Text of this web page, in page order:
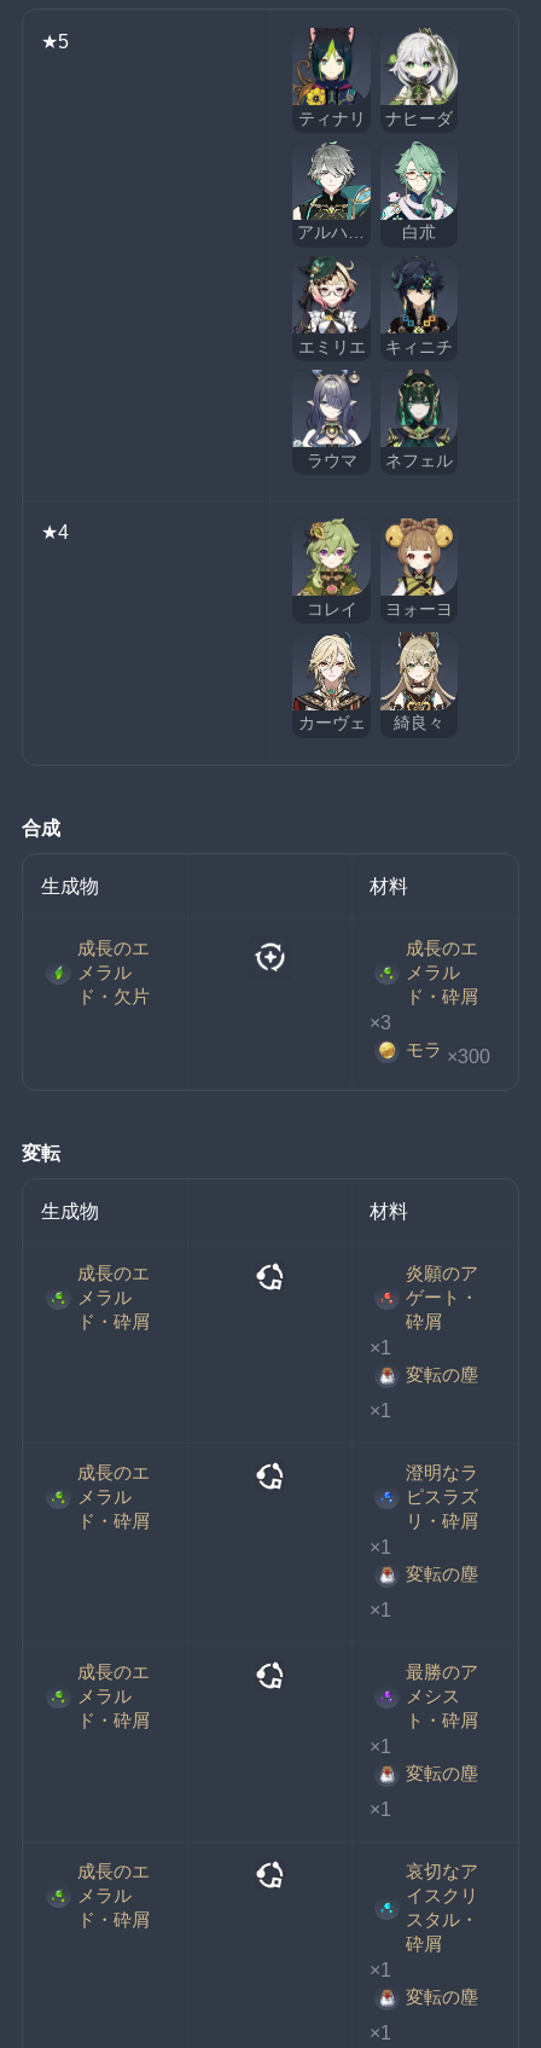
★5
ティナリ ナヒーダ
アルハイゼン 白朮
エミリエ キィニチ
ラウマ ネフェル
★4
コレイ ヨォーヨ
カーヴェ 綺良々
合成
生成物 材料
成長のエ
メラル
ド・欠片
成長のエ
メラル
ド・砕屑
×3
モラ ×300
変転
生成物 材料
成長のエ
メラル
ド・砕屑
炎願のア
ゲート・
砕屑
×1
変転の塵
×1
成長のエ
メラル
ド・砕屑
澄明なラ
ピスラズ
リ・砕屑
×1
変転の塵
×1
成長のエ
メラル
ド・砕屑
最勝のア
メシス
ト・砕屑
×1
変転の塵
×1
成長のエ
メラル
ド・砕屑
哀切なア
イスクリ
スタル・
砕屑
×1
変転の塵
×1